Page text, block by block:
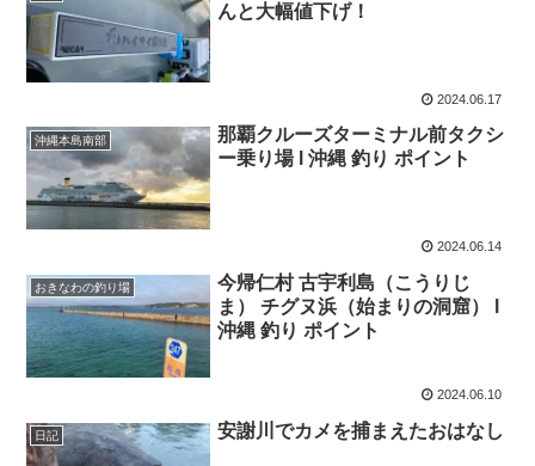
んと大幅値下げ！
2024.06.17
沖縄本島南部
那覇クルーズターミナル前タクシ
ー乗り場 l 沖縄 釣り ポイント
2024.06.14
おきなわの釣り場
今帰仁村 古宇利島（こうりじ
ま） チグヌ浜（始まりの洞窟） l
沖縄 釣り ポイント
2024.06.10
日記 安謝川でカメを捕まえたおはなし